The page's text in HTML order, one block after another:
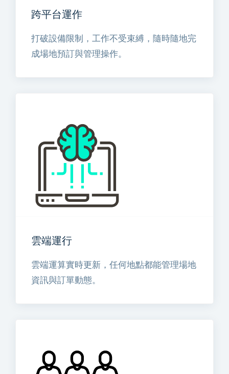
跨平台運作
打破設備限制，工作不受束縛，隨時隨地完
成場地預訂與管理操作。
雲端運行
雲端運算實時更新，任何地點都能管理場地
資訊與訂單動態。